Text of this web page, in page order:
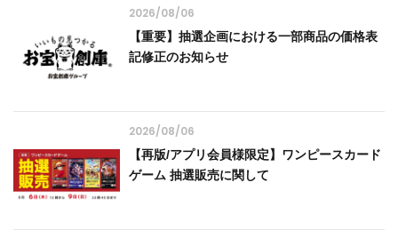
2026/08/06
【重要】抽選企画における一部商品の価格表
記修正のお知らせ
2026/08/06
【再版/アプリ会員様限定】ワンピースカード
ゲーム 抽選販売に関して